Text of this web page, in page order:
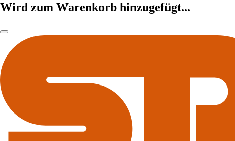
Wird zum Warenkorb hinzugefügt...